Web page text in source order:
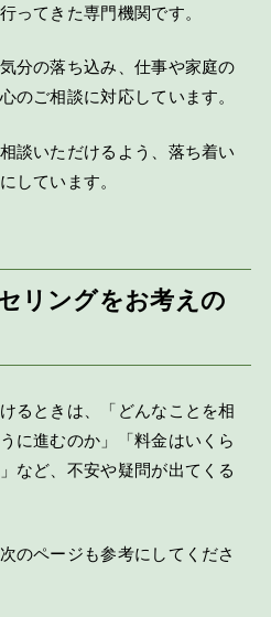
ってきた専門機関です。
分の落ち込み、仕事や家庭の
のご相談に対応しています。
談いただけるよう、落ち着い
しています。
リングをお考えの
るときは、「どんなことを相
に進むのか」「料金はいくら
など、不安や疑問が出てくる
のページも参考にしてくださ